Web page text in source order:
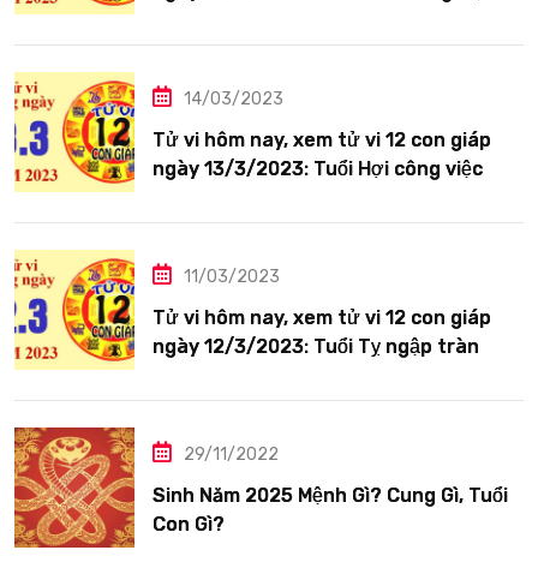
14/03/2023
Tử vi hôm nay, xem tử vi 12 con giáp
ngày 13/3/2023: Tuổi Hợi công việc
11/03/2023
Tử vi hôm nay, xem tử vi 12 con giáp
ngày 12/3/2023: Tuổi Tỵ ngập tràn
29/11/2022
Sinh Năm 2025 Mệnh Gì? Cung Gì, Tuổi
Con Gì?